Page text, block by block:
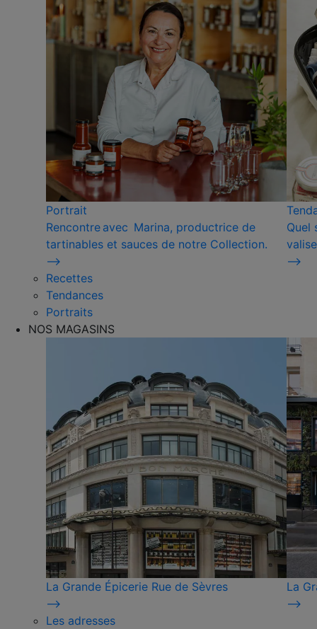
Portrait
Rencontre avec Marina, productrice de
tartinables et sauces de notre Collection.
⟶
Quel
⟶
Recettes
Tendances
Portraits
NOS MAGASINS
La Grande Épicerie Rue de Sèvres
⟶
La
⟶
Les adresses